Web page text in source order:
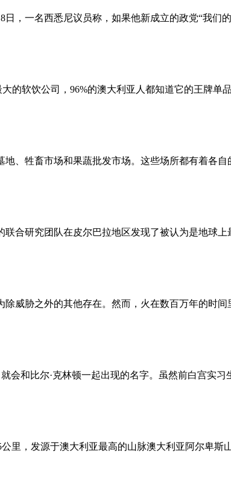
，一名西悉尼议员称，如果他新成立的政党“我们
的软饮公司，96%的澳大利亚人都知道它的王牌
、牲畜市场和果蔬批发市场。这些场所都有着各
合研究团队在皮尔巴拉地区发现了被认为是地球
威胁之外的其他存在。然而，火在数百万年的时
会和比尔·克林顿一起出现的名字。虽然前白宫实
里，发源于澳大利亚最高的山脉澳大利亚阿尔卑